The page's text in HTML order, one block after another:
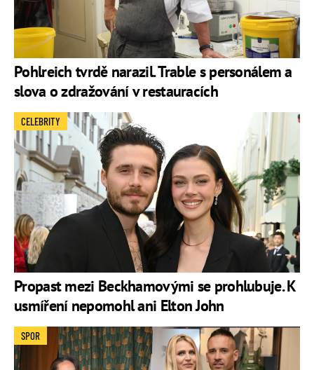
Pohlreich tvrdě narazil. Trable s personálem a
slova o zdražování v restauracích
Propast mezi Beckhamovými se prohlubuje. K
usmíření nepomohl ani Elton John
CELEBRITY
SPOR